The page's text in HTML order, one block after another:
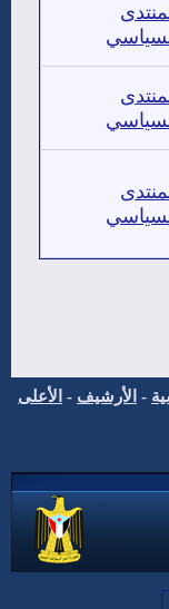
- الأرشيف - الأعلى